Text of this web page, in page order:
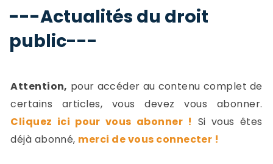
Droit privé ---
Abonnement aux actualités
---Actualités du droit
public---
Attention, pour accéder au contenu complet de
certains articles, vous devez vous abonner.
Cliquez ici pour vous abonner ! Si vous êtes
déjà abonné, merci de vous connecter !